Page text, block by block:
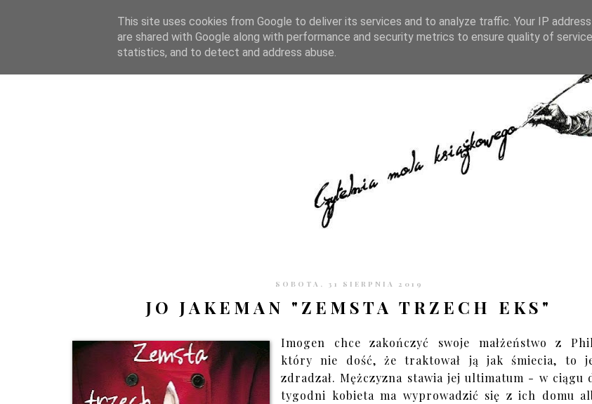
STRONA GŁÓWNA WSPÓŁPRACA RECENZJE O STRONIE KONTAKT CZYTELNIA PO GODZINACH
SOBOTA, 31 SIERPNIA 2019
JO JAKEMAN "ZEMSTA TRZECH EKS"
Imogen chce zakończyć swoje małżeństwo z
który nie dość, że traktował ją jak śmiecia, to
zdradzał. Mężczyzna stawia jej ultimatum - w ciągu
tygodni kobieta ma wyprowadzić się z ich domu
This site uses cookies from Google to deliver its services and to analyze traffic. Your IP
are shared with Google along with performance and security metrics to ensure quality of
statistics, and to detect and address abuse.